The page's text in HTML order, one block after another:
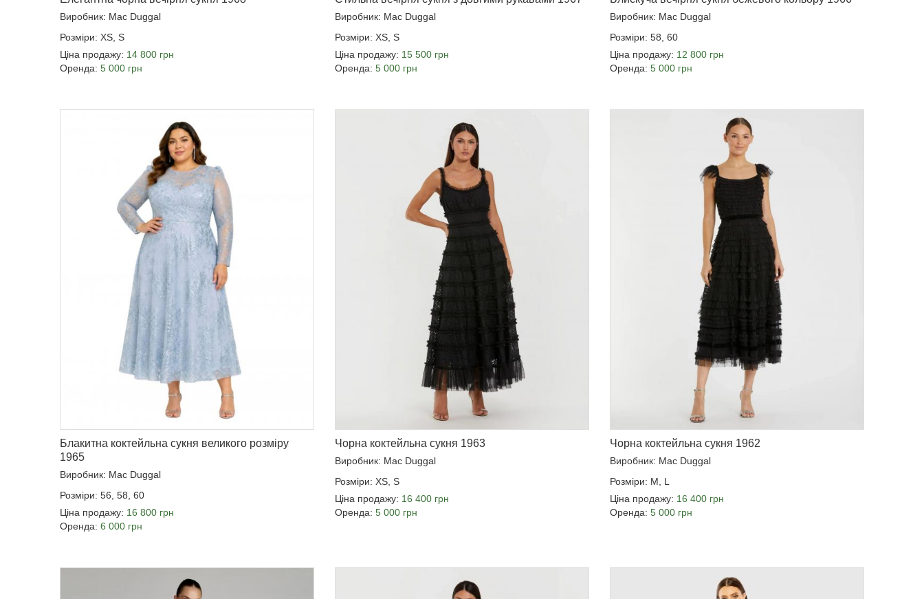
Виробник: Mac Duggal
Розміри: XS, S
Ціна продажу: 14 800 грн
Оренда: 5 000 грн
Виробник: Mac Duggal
Розміри: XS, S
Ціна продажу: 15 500 грн
Оренда: 5 000 грн
Виробник: Mac Duggal
Розміри: 58, 60
Ціна продажу: 12 800 грн
Оренда: 5 000 грн
Блакитна коктейльна сукня великого розміру
1965
Виробник: Mac Duggal
Розміри: 56, 58, 60
Ціна продажу: 16 800 грн
Оренда: 6 000 грн
Чорна коктейльна сукня 1963
Виробник: Mac Duggal
Розміри: XS, S
Ціна продажу: 16 400 грн
Оренда: 5 000 грн
Чорна коктейльна сукня 1962
Виробник: Mac Duggal
Розміри: M, L
Ціна продажу: 16 400 грн
Оренда: 5 000 грн